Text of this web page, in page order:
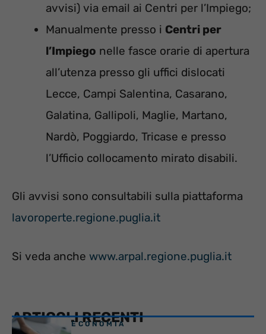
avvisi) via email ai Centri per l’Impiego;
Manualmente presso i Centri per
l’Impiego nelle fasce orarie di apertura
all’utenza presso gli uffici dislocati
Lecce, Campi Salentina, Casarano,
Galatina, Gallipoli, Maglie, Martano,
Nardò, Poggiardo, Tricase e presso
l’Ufficio collocamento mirato disabili.
Gli avvisi sono consultabili sulla piattaforma
lavoroperte.regione.puglia.it
Si veda anche www.arpal.regione.puglia.it
ARTICOLI RECENTI
ECONOMIA